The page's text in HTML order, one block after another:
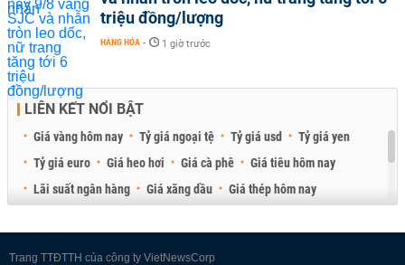
triệu đồng/lượng
HÀNG HÓA - 1 giờ trước
LIÊN KẾT NỔI BẬT
Giá vàng hôm nay Tỷ giá ngoại tệ Tỷ giá usd
Tỷ giá yen
Tỷ giá euro
Giá heo hơi Giá cà phê
Giá tiêu hôm nay
Lãi suất ngân hàng
Giá xăng dầu
Giá thép hôm nay
Trang TTĐTTH của công ty VietNewsCorp